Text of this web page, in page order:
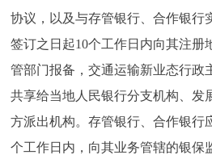
协议，以及与存管银行、合作银行
签订之日起10个工作日内向其注册
管部门报备，交通运输新业态行政
共享给当地人民银行分支机构、发
方派出机构。存管银行、合作银行
个工作日内，向其业务管辖的银保